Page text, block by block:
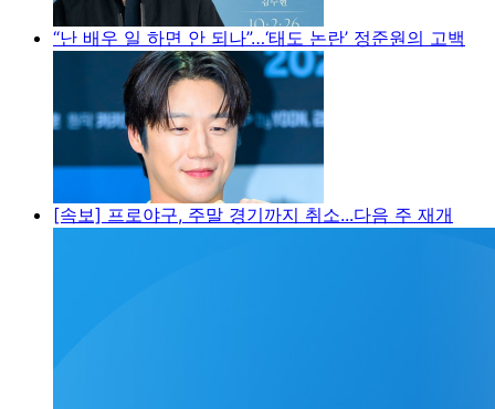
“난 배우 일 하면 안 되나”…‘태도 논란’ 정준원의 고백
[속보] 프로야구, 주말 경기까지 취소...다음 주 재개